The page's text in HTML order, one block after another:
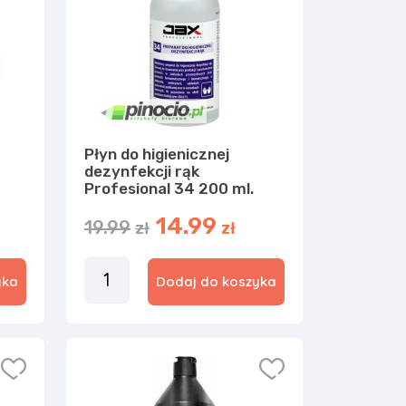
Płyn do higienicznej
dezynfekcji rąk
Profesional 34 200 ml.
19.99 zł 14.99 zł
Dodaj do koszyka